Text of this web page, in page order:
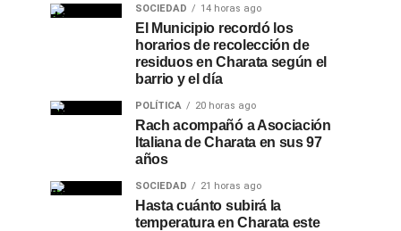
SOCIEDAD 14 horas ago
El Municipio recordó los
horarios de recolección de
residuos en Charata según el
barrio y el día
POLÍTICA 20 horas ago
Rach acompañó a Asociación
Italiana de Charata en sus 97
años
SOCIEDAD 21 horas ago
Hasta cuánto subirá la
temperatura en Charata este